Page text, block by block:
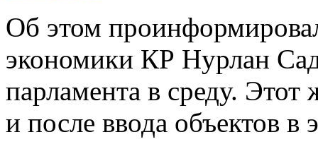
Об этом
экономики КР Нурлан
парламента в среду.
и после ввода объектов в